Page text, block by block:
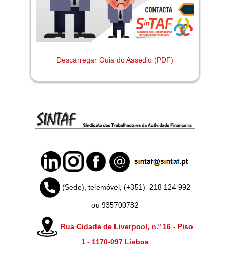
Descarregar Guia do Assedio (PDF)
(Sede), telemóvel, (+351) 218 124 992
ou 935700782
Rua Cidade de Liverpool, n.º 16 - Piso
1 - 1170-097 Lisboa